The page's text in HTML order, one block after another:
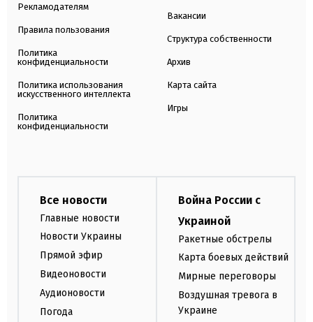
Рекламодателям
Правила пользования
Политика
конфиденциальности
Политика использования
искусственного интеллекта
Политика
конфиденциальности
Вакансии
Структура собственности
Архив
Карта сайта
Игры
Все новости
Главные новости
Новости Украины
Прямой эфир
Видеоновости
Аудионовости
Погода
Война России с
Украиной
Ракетные обстрелы
Карта боевых действий
Мирные переговоры
Воздушная тревога в
Украине